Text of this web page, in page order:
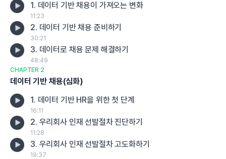
1. 데이터 기반 채용이 가져오는 변화
11:23
2. 데이터 기반 채용 준비하기
30:21
3. 데이터로 채용 문제 해결하기
48:49
CHAPTER 2
데이터 기반 채용(심화)
1. 데이터 기반 HR을 위한 첫 단계
16:11
2. 우리회사 인재 선발절차 진단하기
11:28
3. 우리회사 인재 선발절차 고도화하기
19:37